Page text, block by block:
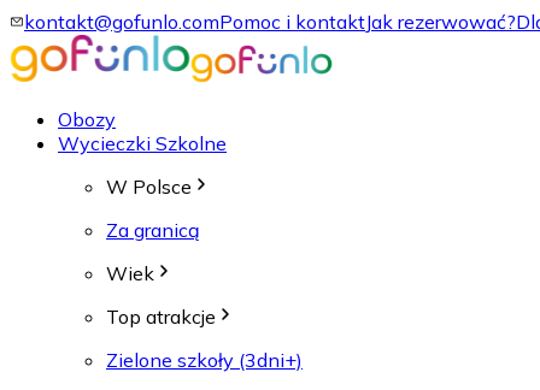
kontakt@gofunlo.comPomoc i kontaktJak rezerwować?
Obozy
Wycieczki Szkolne
W Polsce
Za granicą
Wiek
Top atrakcje
Zielone szkoły (3dni+)